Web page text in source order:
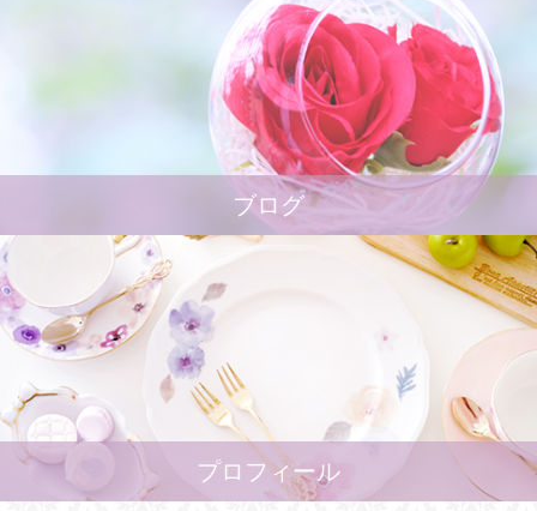
ブログ
プロフィール